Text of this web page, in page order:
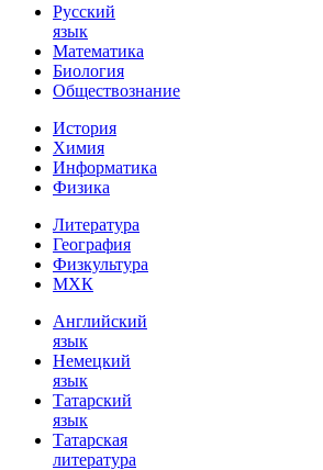
Русский
язык
Математика
Биология
Обществознание
История
Химия
Информатика
Физика
Литература
География
Физкультура
МХК
Английский
язык
Немецкий
язык
Татарский
язык
Татарская
литература